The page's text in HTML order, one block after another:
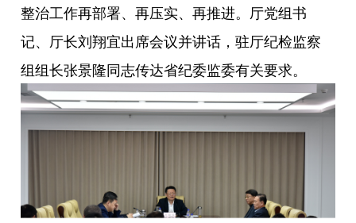
整治工作再部署、再压实、再推进。厅党组书
记、厅长刘翔宜出席会议并讲话，驻厅纪检监察
组组长张景隆同志传达省纪委监委有关要求。